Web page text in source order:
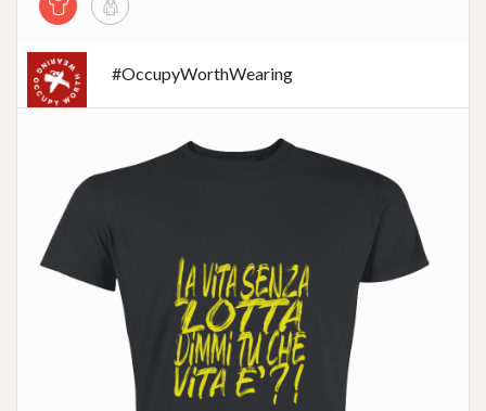
#OccupyWorthWearing